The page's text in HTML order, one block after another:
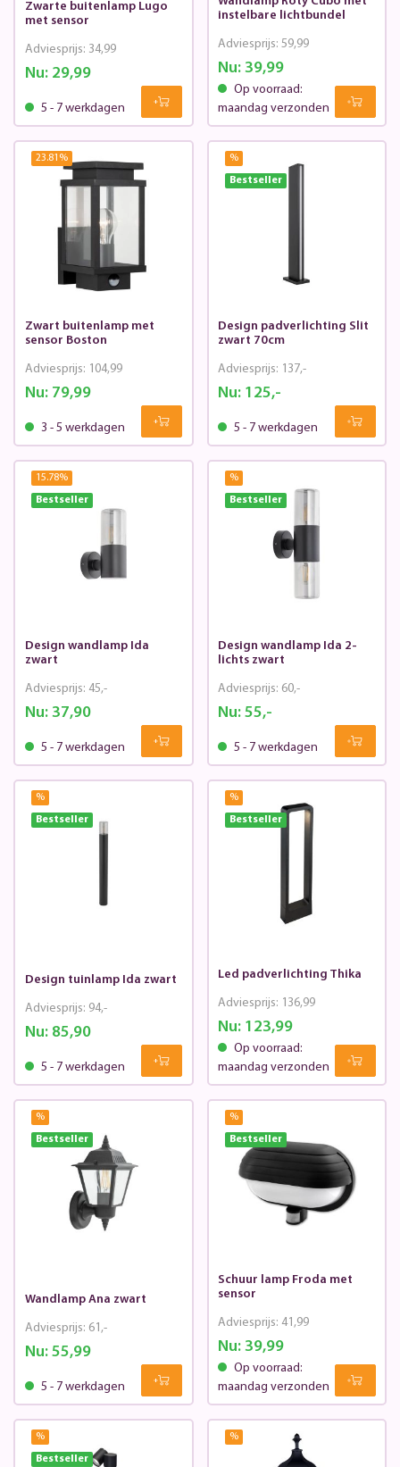
Zwarte buitenlamp Lugo
met sensor
Nu:29,99
Adviesprijs: 34,99
5 - 7 werkdagen
instelbare lichtbundel
Nu: 39,99
Adviesprijs: 59,99
Op voorraad:
maandag verzonden
23.81 %
Zwart buitenlamp met
sensor Boston
Nu:79,99
Adviesprijs: 104,99
3 - 5 werkdagen
%
Bestseller
Design padverlichting Slit
zwart 70cm
Nu: 125,-
Adviesprijs: 137,-
5 - 7 werkdagen
15.78%
Bestseller
Design wandlamp Ida
zwart
Nu:37,90
Adviesprijs: 45,-
5 - 7 werkdagen
%
Bestseller
Design wandlamp Ida 2-
lichts zwart
Nu: 55,-
Adviesprijs: 60,-
5 - 7 werkdagen
%
Bestseller
Design tuinlamp Ida zwart
Nu:85,90
Adviesprijs: 94,-
5 - 7 werkdagen
%
Bestseller
Led padverlichting Thika
Nu: 123,99
Adviesprijs: 136,99
Op voorraad:
maandag verzonden
%
Bestseller
Wandlamp Ana zwart
Nu:55,99
Adviesprijs: 61,-
5 - 7 werkdagen
%
Bestseller
Schuur lamp Froda met
sensor
Nu: 39,99
Adviesprijs: 41,99
Op voorraad:
maandag verzonden
%
Bestseller
%